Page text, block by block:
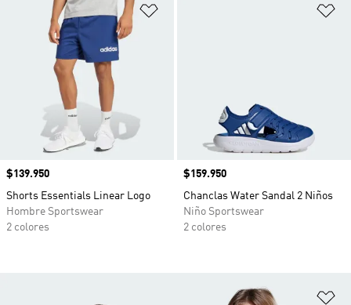
Precio
$139.950
Shorts Essentials Linear Logo
Hombre Sportswear
2 colores
Precio
$159.950
Chanclas Water Sandal 2 Niños
Niño Sportswear
2 colores